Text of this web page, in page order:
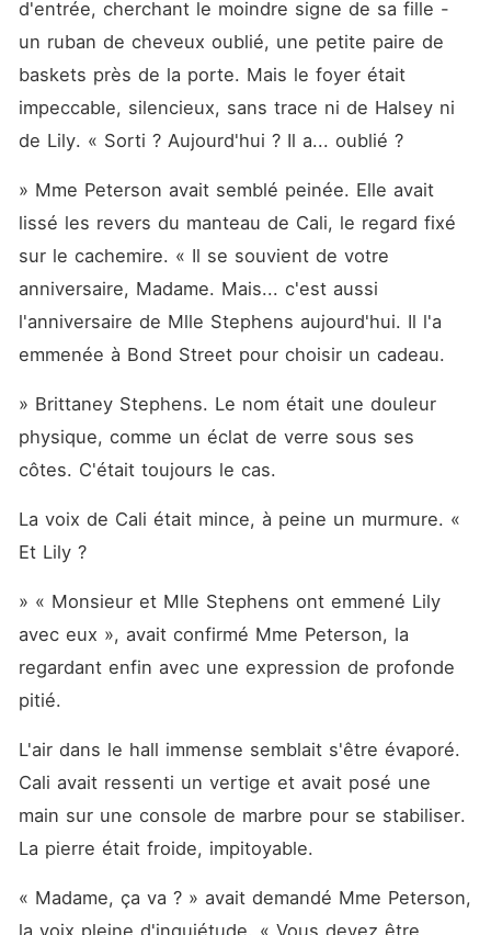
d'entrée, cherchant le moindre signe de sa fille -
un ruban de cheveux oublié, une petite paire de
baskets près de la porte. Mais le foyer était
impeccable, silencieux, sans trace ni de Halsey ni
de Lily. « Sorti ? Aujourd'hui ? Il a... oublié ?
» Mme Peterson avait semblé peinée. Elle avait
lissé les revers du manteau de Cali, le regard fixé
sur le cachemire. « Il se souvient de votre
anniversaire, Madame. Mais... c'est aussi
l'anniversaire de Mlle Stephens aujourd'hui. Il l'a
emmenée à Bond Street pour choisir un cadeau.
» Brittaney Stephens. Le nom était une douleur
physique, comme un éclat de verre sous ses
côtes. C'était toujours le cas.
La voix de Cali était mince, à peine un murmure. «
Et Lily ?
» « Monsieur et Mlle Stephens ont emmené Lily
avec eux », avait confirmé Mme Peterson, la
regardant enfin avec une expression de profonde
pitié.
L'air dans le hall immense semblait s'être évaporé.
Cali avait ressenti un vertige et avait posé une
main sur une console de marbre pour se stabiliser.
La pierre était froide, impitoyable.
« Madame, ça va ? » avait demandé Mme Peterson,
la voix pleine d'inquiétude. « Vous devez être